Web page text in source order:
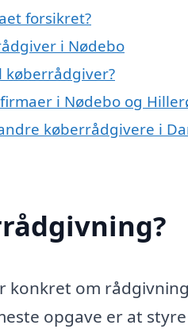
forsikret?
i Nødebo
i Nødebo og
køberrådgivere i
konkret om
opgave er at